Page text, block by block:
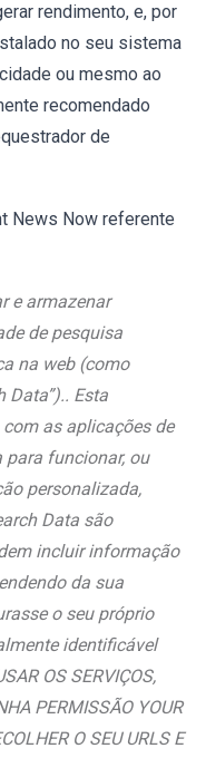
rendimento, e, por
no seu sistema
ou mesmo ao
recomendado
de
News Now referente
e armazenar
de pesquisa
na web (como
Data”).. Esta
as aplicações de
para funcionar, ou
personalizada,
Data são
incluir informação
da sua
o seu próprio
identificável
OS SERVIÇOS,
PERMISSÃO YOUR
O SEU URLS E